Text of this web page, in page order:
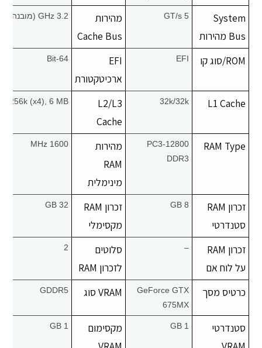
מדריכים
יצירת קשר
System
Bus מהירות
5 GT/s
מהירות
Cache Bus
3.2 GHz (מובנה)
ROM/סוג קו EFI
EFI
ארכיטקטורת
64-Bit
L1 Cache
32k/32k
L2/L3
Cache
256k (x4), 6 MB
RAM Type
PC3-12800
DDR3
מהירות
RAM
מינימלית
1600 MHz
זכרון RAM
סטנדרטי
8 GB
זכרון RAM
מקסימלי
32 GB
זכרון RAM
על לוח אם
–
סלוטים
לזכרון RAM
2
כרטיס מסך
GeForce GTX
675MX
VRAM סוג GDDR5
סטנדרטי
1 GB
מקסימום
1 GB